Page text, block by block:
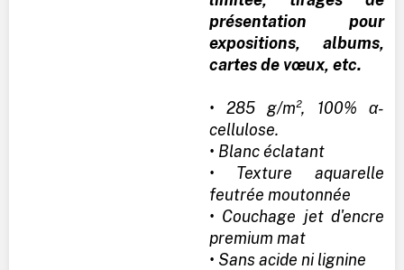
présentation pour
expositions, albums,
cartes de vœux, etc.
• 285 g/m², 100% α-
cellulose.
• Blanc éclatant
• Texture aquarelle
feutrée moutonnée
• Couchage jet d'encre
premium mat
• Sans acide ni lignine